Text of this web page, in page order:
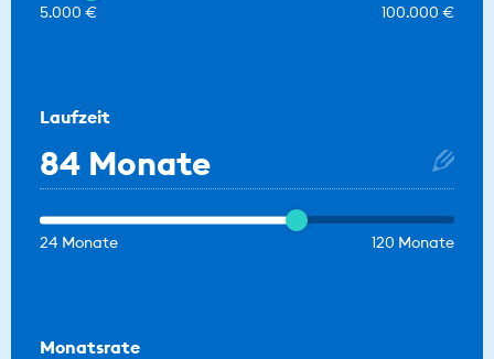
5.000 € 100.000 €
Laufzeit
84 Monate
24 Monate 120 Monate
Monatsrate